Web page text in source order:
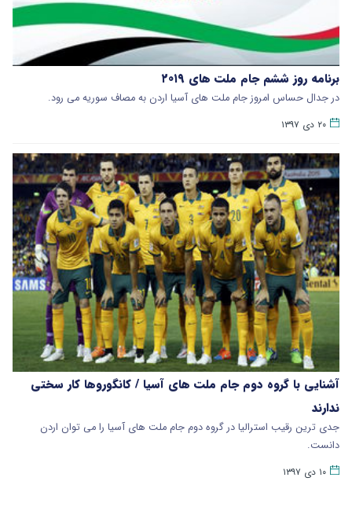
برنامه روز ششم جام ملت های ۲۰۱۹
در جدال حساس امروز جام ملت های آسیا اردن به مصاف سوریه می رود.
۲۰ دی ۱۳۹۷
آشنایی با گروه دوم جام ملت های آسیا / کانگوروها کار سختی
ندارند
جدی ترین رقیب استرالیا در گروه دوم جام ملت های آسیا را می توان اردن
دانست.
۱۰ دی ۱۳۹۷